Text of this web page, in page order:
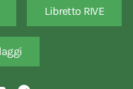
Libretto RIVE